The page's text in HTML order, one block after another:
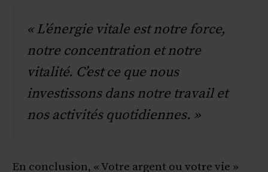
« L’énergie vitale est notre force,
notre concentration et notre
vitalité. C’est ce que nous
investissons dans notre travail et
nos activités quotidiennes. »
En conclusion, « Votre argent ou votre vie »